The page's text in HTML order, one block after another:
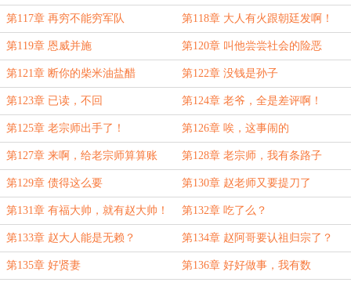
第117章 再穷不能穷军队 第118章 大人有火跟朝廷发啊！
第119章 恩威并施 第120章 叫他尝尝社会的险恶
第121章 断你的柴米油盐醋 第122章 没钱是孙子
第123章 已读，不回 第124章 老爷，全是差评啊！
第125章 老宗师出手了！ 第126章 唉，这事闹的
第127章 来啊，给老宗师算算账 第128章 老宗师，我有条路子
第129章 债得这么要 第130章 赵老师又要提刀了
第131章 有福大帅，就有赵大帅！ 第132章 吃了么？
第133章 赵大人能是无赖？ 第134章 赵阿哥要认祖归宗了？
第135章 好贤妻 第136章 好好做事，我有数